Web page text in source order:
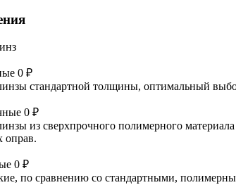
0 ₽
стандартной толщины, оптимальный
0 ₽
из сверхпрочного полимерного
оправ.
0 ₽
по сравнению со стандартными,